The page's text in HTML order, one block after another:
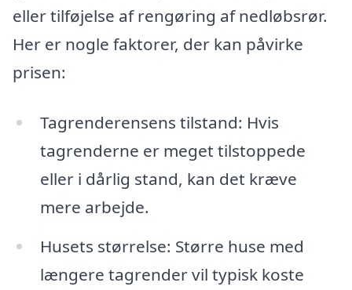
eller tilføjelse af rengøring af nedløbsrør.
Her er nogle faktorer, der kan påvirke
prisen:
Tagrenderensens tilstand: Hvis
tagrenderne er meget tilstoppede
eller i dårlig stand, kan det kræve
mere arbejde.
Husets størrelse: Større huse med
længere tagrender vil typisk koste